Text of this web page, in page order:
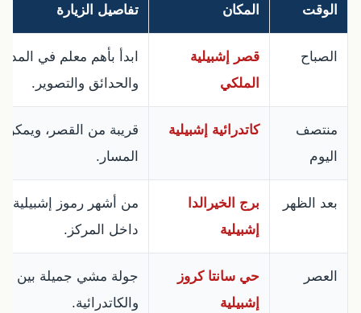
الوقت المكان تفاصيل الزيارة
الصباح
قصر إشبيلية
الملكي
ابدأ بأهم معلم في
والحدائق والتصوير.
منتصف
اليوم
كاتدرائية إشبيلية
قريبة من القصر، ويمكن
المسار.
بعد الظهر
برج الخيرالدا
إشبيلية
من أشهر رموز إشبيلية،
داخل المركز.
العصر
حي سانتا كروز
إشبيلية
جولة مشي جميلة بين
والكاتدرائية.